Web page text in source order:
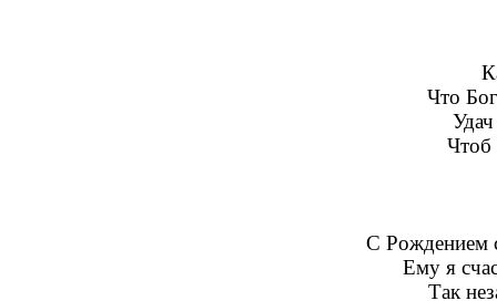
Что
Чтоб
С Рождением
Ему я
Так